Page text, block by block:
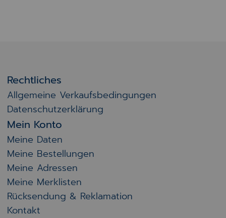
Rechtliches
Allgemeine Verkaufsbedingungen
Datenschutzerklärung
Mein Konto
Meine Daten
Meine Bestellungen
Meine Adressen
Meine Merklisten
Rücksendung & Reklamation
Kontakt